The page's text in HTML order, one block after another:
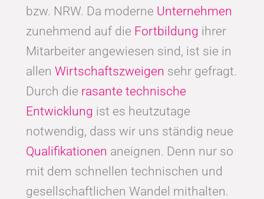
bzw. NRW. Da moderne Unternehmen
zunehmend auf die Fortbildung ihrer
Mitarbeiter angewiesen sind, ist sie in
allen Wirtschaftszweigen sehr gefragt.
Durch die rasante technische
Entwicklung ist es heutzutage
notwendig, dass wir uns ständig neue
Qualifikationen aneignen. Denn nur so
mit dem schnellen technischen und
gesellschaftlichen Wandel mithalten.